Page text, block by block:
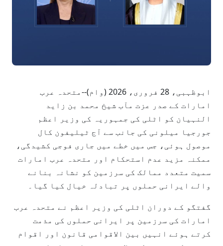
ابوظہبی، 28 فروری، 2026 (وام)--متحدہ عرب
امارات کے صدر عزت مآب شیخ محمد بن زاید
النہیان کو اٹلی کی جمہوریہ کی وزیر اعظم
جورجیا میلونی کی جانب سے آج ٹیلیفون کال
موصول ہوئی، جس میں خطے میں جاری فوجی کشیدگی،
ممکنہ مزید عدم استحکام اور متحدہ عرب امارات
سمیت متعدد ممالک کی سرزمین کو نشانہ بنانے
والے ایرانی حملوں پر تبادلہ خیال کیا گیا۔
گفتگو کے دوران اٹلی کی وزیر اعظم نے متحدہ عرب
امارات کی سرزمین پر ایرانی حملوں کی مذمت
کرتے ہوئے انہیں بین الاقوامی قانون اور اقوام